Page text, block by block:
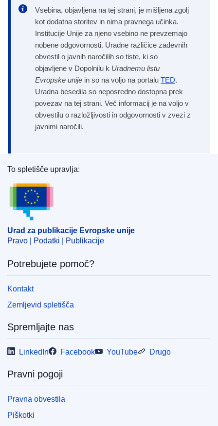
Vsebina, objavljena na tej strani, je mišljena zgolj
kot dodatna storitev in nima pravnega učinka.
Institucije Unije za njeno vsebino ne prevzemajo
nobene odgovornosti. Uradne različice zadevnih
obvestil o javnih naročilih so tiste, ki so
objavljene v Dopolnilu k Uradnemu listu
Evropske unije in so na voljo na portalu TED.
Uradna besedila so neposredno dostopna prek
povezav na tej strani. Več informacij je na voljo v
obvestilu o razložljivosti in odgovornosti v zvezi z
javnimi naročili.
Urad za publikacije Evropske unije
To spletišče upravlja:
Urad za publikacije Evropske unije
Pravo | Podatki | Publikacije
Potrebujete pomoč?
Kontakt
Zemljevid spletišča
Spremljajte nas
LinkedIn Facebook YouTube Drugo
Pravni pogoji
Pravna obvestila
Piškotki